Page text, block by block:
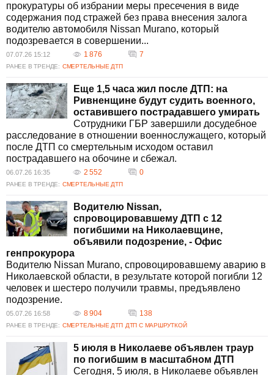
прокуратуры об избрании меры пресечения в виде
содержания под стражей без права внесения залога
водителю автомобиля Nissan Murano, который
подозревается в совершении...
07.07.26 15:12 1 876 7
РАНЕЕ В ТРЕНДЕ: СМЕРТЕЛЬНЫЕ ДТП
Еще 1,5 часа жил после ДТП: на
Ривненщине будут судить военного,
оставившего пострадавшего умирать
Сотрудники ГБР завершили досудебное
расследование в отношении военнослужащего, который
после ДТП со смертельным исходом оставил
пострадавшего на обочине и сбежал.
06.07.26 16:35 2 552 0
РАНЕЕ В ТРЕНДЕ: СМЕРТЕЛЬНЫЕ ДТП
Водителю Nissan,
спровоцировавшему ДТП с 12
погибшими на Николаевщине,
объявили подозрение, - Офис
генпрокурора
Водителю Nissan Murano, спровоцировавшему аварию в
Николаевской области, в результате которой погибли 12
человек и шестеро получили травмы, предъявлено
подозрение.
05.07.26 16:58 8 904 138
РАНЕЕ В ТРЕНДЕ: СМЕРТЕЛЬНЫЕ ДТП ДТП С МАРШРУТКОЙ
5 июля в Николаеве объявлен траур
по погибшим в масштабном ДТП
Сегодня, 5 июля, в Николаеве объявлен